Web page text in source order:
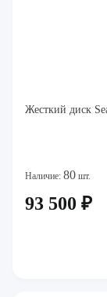
Жесткий диск
Наличие: 80 шт.
93 500 ₽